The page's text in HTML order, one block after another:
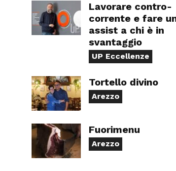
Lavorare contro-
corrente e fare
assist a chi è in
svantaggio
UP Eccellenze
Tortello divino
Arezzo
Fuorimenu
Arezzo